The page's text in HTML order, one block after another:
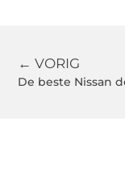
← VORIG
De beste Nissan